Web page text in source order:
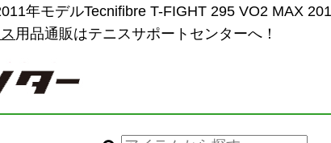
年モデルTecnifibre T-FIGHT 295 VO2 MAX
用品通販はテニスサポートセンターへ！